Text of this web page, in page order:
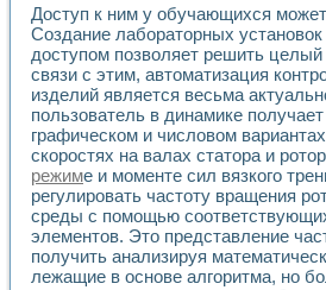
Опыт использования NI
Применение LabVIEW для
Создание виртуальной
Обратный маятник
Устройство для изучения
Лабораторный практикум:
Стенд для исследования
Система статистической
Автоматизация лазерно-
Модельно-измерительный
Использование технологий
Учебный практикум
Учебный стенд для
Доступ к ним у обучающихся может
Создание лабораторных
доступом позволяет решить
связи с этим, автоматизация
изделий является весьма
пользователь в динамике
графическом и числовом
скоростях на валах статора и
режиме и моменте сил вязкого
регулировать частоту вращения
среды с помощью
элементов. Это представление
получить анализируя
лежащие в основе алгоритма, но